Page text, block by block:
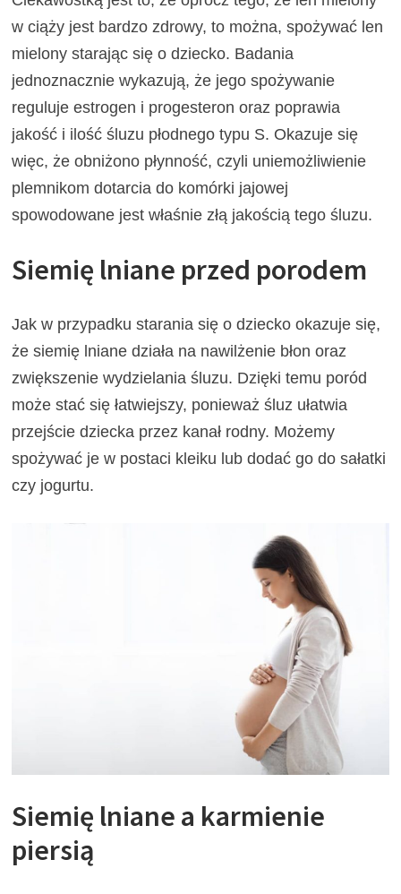
w ciąży jest bardzo zdrowy, to można, spożywać len
mielony starając się o dziecko. Badania
jednoznacznie wykazują, że jego spożywanie
reguluje estrogen i progesteron oraz poprawia
jakość i ilość śluzu płodnego typu S. Okazuje się
więc, że obniżono płynność, czyli uniemożliwienie
plemnikom dotarcia do komórki jajowej
spowodowane jest właśnie złą jakością tego śluzu.
Siemię lniane przed porodem
Jak w przypadku starania się o dziecko okazuje się,
że siemię lniane działa na nawilżenie błon oraz
zwiększenie wydzielania śluzu. Dzięki temu poród
może stać się łatwiejszy, ponieważ śluz ułatwia
przejście dziecka przez kanał rodny. Możemy
spożywać je w postaci kleiku lub dodać go do sałatki
czy jogurtu.
Siemię lniane a karmienie
piersią